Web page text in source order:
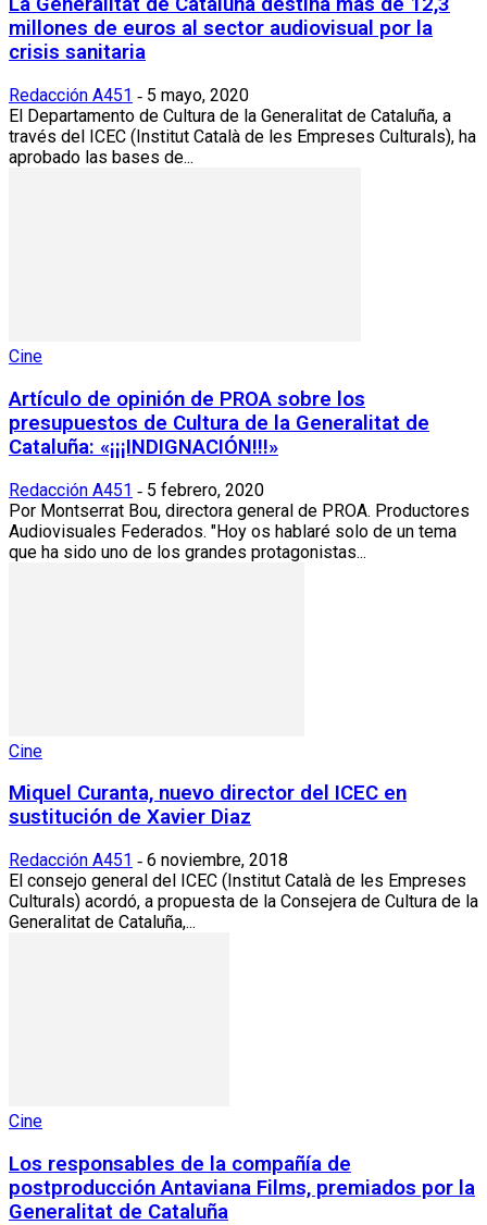
millones de euros al sector audiovisual por la
crisis sanitaria
Redacción A451 - 5 mayo, 2020
El Departamento de Cultura de la Generalitat de Cataluña, a
través del ICEC (Institut Català de les Empreses Culturals), ha
aprobado las bases de...
Cine
Artículo de opinión de PROA sobre los
presupuestos de Cultura de la Generalitat de
Cataluña: «¡¡¡INDIGNACIÓN!!!»
Redacción A451 - 5 febrero, 2020
Por Montserrat Bou, directora general de PROA. Productores
Audiovisuales Federados. "Hoy os hablaré solo de un tema
que ha sido uno de los grandes protagonistas...
Cine
Miquel Curanta, nuevo director del ICEC en
sustitución de Xavier Diaz
Redacción A451 - 6 noviembre, 2018
El consejo general del ICEC (Institut Català de les Empreses
Culturals) acordó, a propuesta de la Consejera de Cultura de la
Generalitat de Cataluña,...
Cine
Los responsables de la compañía de
postproducción Antaviana Films, premiados por la
Generalitat de Cataluña